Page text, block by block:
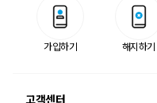
가입하기 해지하기
고객센터